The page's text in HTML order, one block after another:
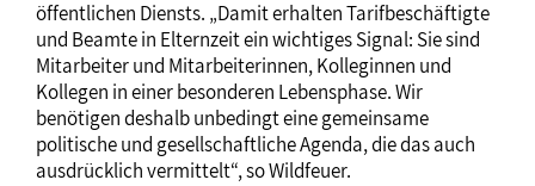
öffentlichen Diensts. „Damit erhalten Tarifbeschäftigte
und Beamte in Elternzeit ein wichtiges Signal: Sie sind
Mitarbeiter und Mitarbeiterinnen, Kolleginnen und
Kollegen in einer besonderen Lebensphase. Wir
benötigen deshalb unbedingt eine gemeinsame
politische und gesellschaftliche Agenda, die das auch
ausdrücklich vermittelt“, so Wildfeuer.